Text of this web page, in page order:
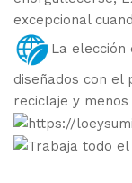
excepcional
La elección
diseñados con
reciclaje y